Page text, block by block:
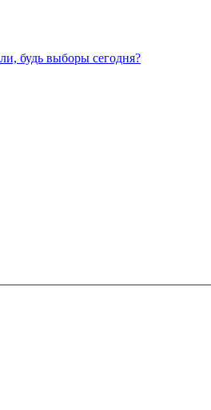
будь выборы сегодня?